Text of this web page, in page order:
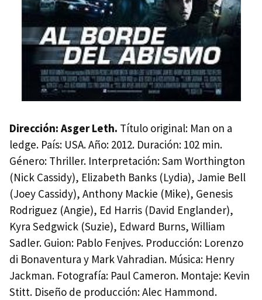
Dirección: Asger Leth. Título original: Man on a
ledge. País: USA. Año: 2012. Duración: 102 min.
Género: Thriller. Interpretación: Sam Worthington
(Nick Cassidy), Elizabeth Banks (Lydia), Jamie Bell
(Joey Cassidy), Anthony Mackie (Mike), Genesis
Rodriguez (Angie), Ed Harris (David Englander),
Kyra Sedgwick (Suzie), Edward Burns, William
Sadler. Guion: Pablo Fenjves. Producción: Lorenzo
di Bonaventura y Mark Vahradian. Música: Henry
Jackman. Fotografía: Paul Cameron. Montaje: Kevin
Stitt. Diseño de producción: Alec Hammond.